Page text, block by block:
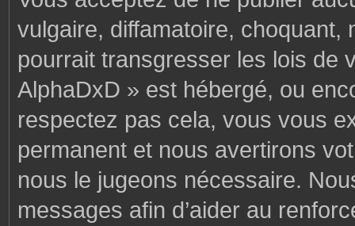
vulgaire, diffamatoire, choquant,
pourrait transgresser les lois de
AlphaDxD » est hébergé, ou
respectez pas cela, vous vous
permanent et nous avertirons
nous le jugeons nécessaire.
messages afin d’aider au